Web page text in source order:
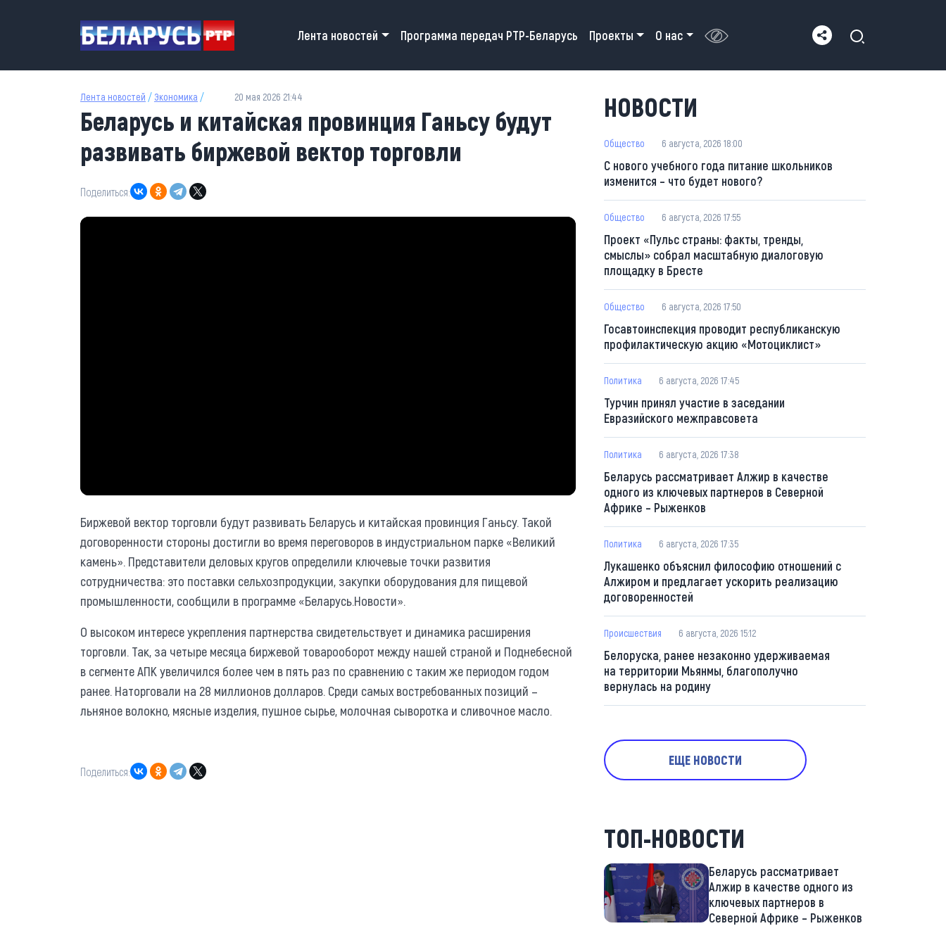
Main navigation
Лента новостей Программа передач РТР-Беларусь Проекты О нас
Лента новостей / Экономика / 20 мая 2026 21:44
Беларусь и китайская провинция Ганьсу будут
развивать биржевой вектор торговли
Поделиться:
Биржевой вектор торговли будут развивать Беларусь и китайская провинция Ганьсу. Такой
договоренности стороны достигли во время переговоров в индустриальном парке «Великий
камень». Представители деловых кругов определили ключевые точки развития
сотрудничества: это поставки сельхозпродукции, закупки оборудования для пищевой
промышленности, сообщили в программе «Беларусь.Новости».
О высоком интересе укрепления партнерства свидетельствует и динамика расширения
торговли. Так, за четыре месяца биржевой товарооборот между нашей страной и Поднебесной
в сегменте АПК увеличился более чем в пять раз по сравнению с таким же периодом годом
ранее. Наторговали на 28 миллионов долларов. Среди самых востребованных позиций –
льняное волокно, мясные изделия, пушное сырье, молочная сыворотка и сливочное масло.
Поделиться:
НОВОСТИ
Общество 6 августа, 2026 18:00
С нового учебного года питание школьников
изменится – что будет нового?
Общество 6 августа, 2026 17:55
Проект «Пульс страны: факты, тренды,
смыслы» собрал масштабную диалоговую
площадку в Бресте
Общество 6 августа, 2026 17:50
Госавтоинспекция проводит республиканскую
профилактическую акцию «Мотоциклист»
Политика 6 августа, 2026 17:45
Турчин принял участие в заседании
Евразийского межправсовета
Политика 6 августа, 2026 17:38
Беларусь рассматривает Алжир в качестве
одного из ключевых партнеров в Северной
Африке – Рыженков
Политика 6 августа, 2026 17:35
Лукашенко объяснил философию отношений с
Алжиром и предлагает ускорить реализацию
договоренностей
Происшествия 6 августа, 2026 15:12
Белоруска, ранее незаконно удерживаемая
на территории Мьянмы, благополучно
вернулась на родину
ЕЩЕ НОВОСТИ
ТОП-НОВОСТИ
Беларусь рассматривает
Алжир в качестве одного из
ключевых партнеров в
Северной Африке – Рыженков